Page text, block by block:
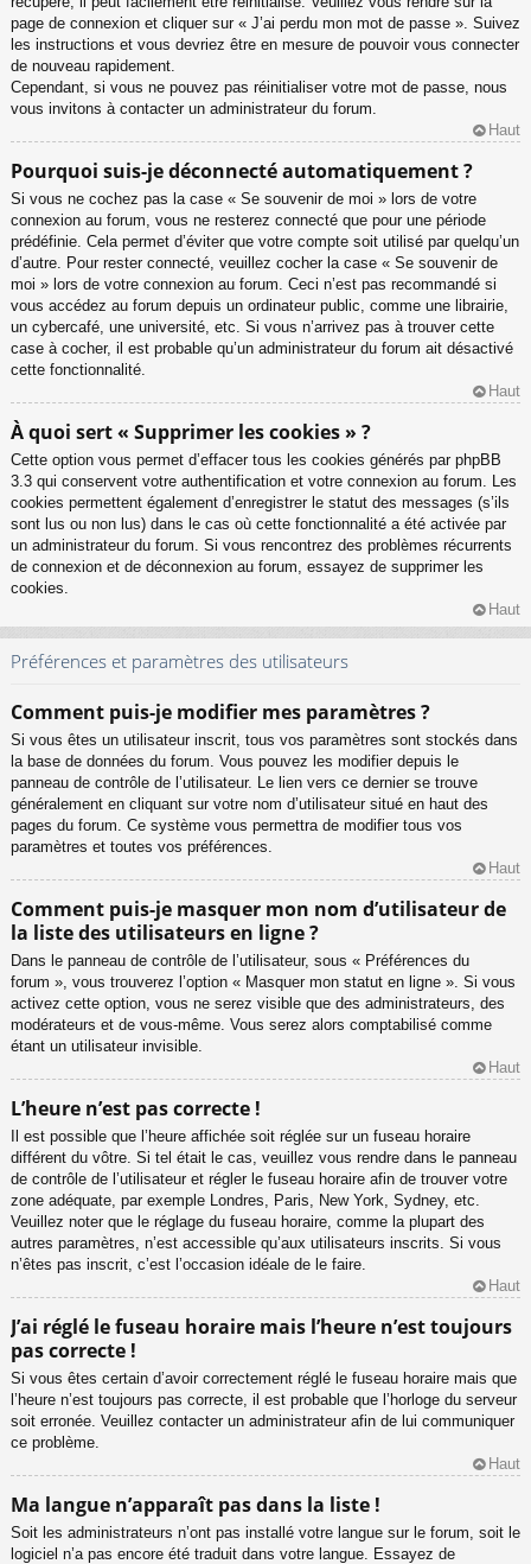
page de connexion et cliquer sur « J’ai perdu mon mot de passe ». Suivez
les instructions et vous devriez être en mesure de pouvoir vous connecter
de nouveau rapidement.
Cependant, si vous ne pouvez pas réinitialiser votre mot de passe, nous
vous invitons à contacter un administrateur du forum.
Haut
Pourquoi suis-je déconnecté automatiquement ?
Si vous ne cochez pas la case « Se souvenir de moi » lors de votre
connexion au forum, vous ne resterez connecté que pour une période
prédéfinie. Cela permet d’éviter que votre compte soit utilisé par quelqu’un
d’autre. Pour rester connecté, veuillez cocher la case « Se souvenir de
moi » lors de votre connexion au forum. Ceci n’est pas recommandé si
vous accédez au forum depuis un ordinateur public, comme une librairie,
un cybercafé, une université, etc. Si vous n’arrivez pas à trouver cette
case à cocher, il est probable qu’un administrateur du forum ait désactivé
cette fonctionnalité.
Haut
À quoi sert « Supprimer les cookies » ?
Cette option vous permet d’effacer tous les cookies générés par phpBB
3.3 qui conservent votre authentification et votre connexion au forum. Les
cookies permettent également d’enregistrer le statut des messages (s’ils
sont lus ou non lus) dans le cas où cette fonctionnalité a été activée par
un administrateur du forum. Si vous rencontrez des problèmes récurrents
de connexion et de déconnexion au forum, essayez de supprimer les
cookies.
Haut
Préférences et paramètres des utilisateurs
Comment puis-je modifier mes paramètres ?
Si vous êtes un utilisateur inscrit, tous vos paramètres sont stockés dans
la base de données du forum. Vous pouvez les modifier depuis le
panneau de contrôle de l’utilisateur. Le lien vers ce dernier se trouve
généralement en cliquant sur votre nom d’utilisateur situé en haut des
pages du forum. Ce système vous permettra de modifier tous vos
paramètres et toutes vos préférences.
Haut
Comment puis-je masquer mon nom d’utilisateur de
la liste des utilisateurs en ligne ?
Dans le panneau de contrôle de l’utilisateur, sous « Préférences du
forum », vous trouverez l’option « Masquer mon statut en ligne ». Si vous
activez cette option, vous ne serez visible que des administrateurs, des
modérateurs et de vous-même. Vous serez alors comptabilisé comme
étant un utilisateur invisible.
Haut
L’heure n’est pas correcte !
Il est possible que l’heure affichée soit réglée sur un fuseau horaire
différent du vôtre. Si tel était le cas, veuillez vous rendre dans le panneau
de contrôle de l’utilisateur et régler le fuseau horaire afin de trouver votre
zone adéquate, par exemple Londres, Paris, New York, Sydney, etc.
Veuillez noter que le réglage du fuseau horaire, comme la plupart des
autres paramètres, n’est accessible qu’aux utilisateurs inscrits. Si vous
n’êtes pas inscrit, c’est l’occasion idéale de le faire.
Haut
J’ai réglé le fuseau horaire mais l’heure n’est toujours
pas correcte !
Si vous êtes certain d’avoir correctement réglé le fuseau horaire mais que
l’heure n’est toujours pas correcte, il est probable que l’horloge du serveur
soit erronée. Veuillez contacter un administrateur afin de lui communiquer
ce problème.
Haut
Ma langue n’apparaît pas dans la liste !
Soit les administrateurs n’ont pas installé votre langue sur le forum, soit le
logiciel n’a pas encore été traduit dans votre langue. Essayez de